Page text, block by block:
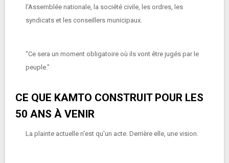
l'Assemblée nationale, la société civile, les ordres, les
syndicats et les conseillers municipaux.
"Ce sera un moment obligatoire où ils vont être jugés par le
peuple."
CE QUE KAMTO CONSTRUIT POUR LES
50 ANS À VENIR
La plainte actuelle n'est qu'un acte. Derrière elle, une vision.